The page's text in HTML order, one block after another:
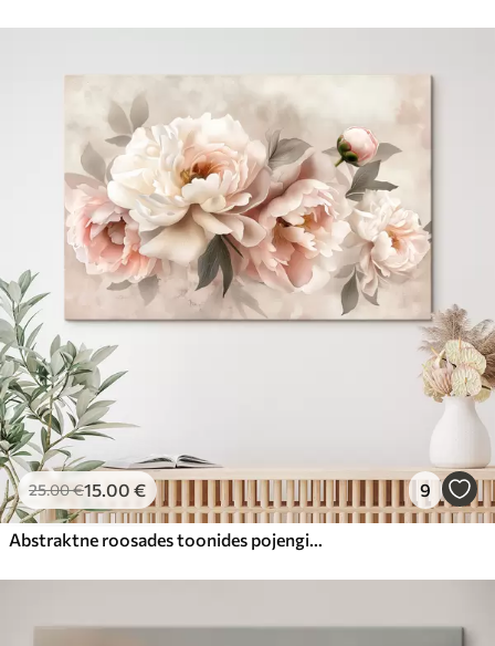
25.00€15.00 € 9
Abstraktne roosades toonides pojengide kimp